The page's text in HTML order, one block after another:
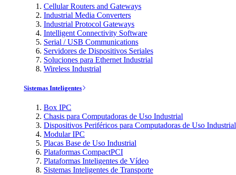
Cellular Routers and Gateways
Industrial Media Converters
Industrial Protocol Gateways
Intelligent Connectivity Software
Serial / USB Communications
Servidores de Dispositivos Seriales
Soluciones para Ethernet Industrial
Wireless Industrial
Sistemas Inteligentes
Box IPC
Chasis para Computadoras de Uso Industrial
Dispositivos Periféricos para Computadoras de Uso Industrial
Modular IPC
Placas Base de Uso Industrial
Plataformas CompactPCI
Plataformas Inteligentes de Vídeo
Sistemas Inteligentes de Transporte